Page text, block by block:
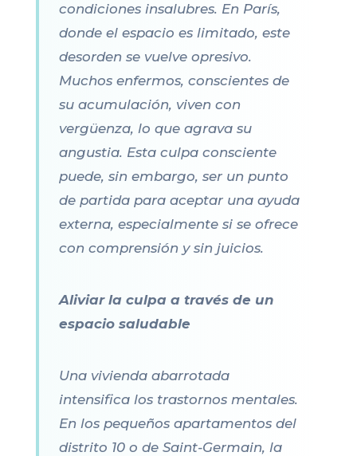
condiciones insalubres. En París,
donde el espacio es limitado, este
desorden se vuelve opresivo.
Muchos enfermos, conscientes de
su acumulación, viven con
vergüenza, lo que agrava su
angustia. Esta culpa consciente
puede, sin embargo, ser un punto
de partida para aceptar una ayuda
externa, especialmente si se ofrece
con comprensión y sin juicios.
Aliviar la culpa a través de un
espacio saludable
Una vivienda abarrotada
intensifica los trastornos mentales.
En los pequeños apartamentos del
distrito 10 o de Saint-Germain, la